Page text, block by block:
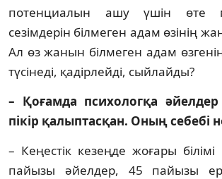
потенциалын ашу үшін өте
сезімдерін білмеген адам өзінің
Ал өз жанын білмеген адам
түсінеді, қадірлейді, сыйлайды?
– Қоғамда психологқа
пікір қалыптасқан. Оның се­бебі
– Кеңестік кезеңде жоғары
пайызы әйелдер, 45 пайызы